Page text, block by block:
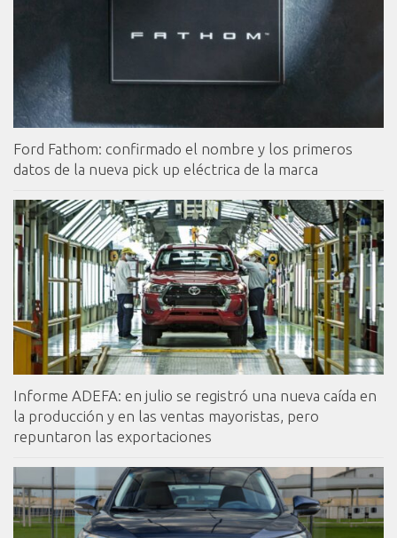
Ford Fathom: confirmado el nombre y los primeros
datos de la nueva pick up eléctrica de la marca
Informe ADEFA: en julio se registró una nueva caída en
la producción y en las ventas mayoristas, pero
repuntaron las exportaciones